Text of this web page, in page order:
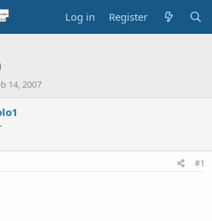
Log in Register
14, 2007
#1